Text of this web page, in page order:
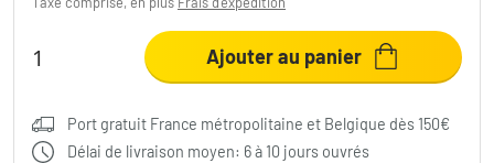
Ajouter au panier
Port gratuit France métropolitaine et Belgique dès 150€
Délai de livraison moyen: 6 à 10 jours ouvrés